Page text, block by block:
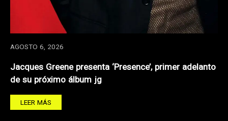
AGOSTO 6, 2026
Jacques Greene presenta ‘Presence’, primer adelanto
de su próximo álbum jg
LEER MÁS